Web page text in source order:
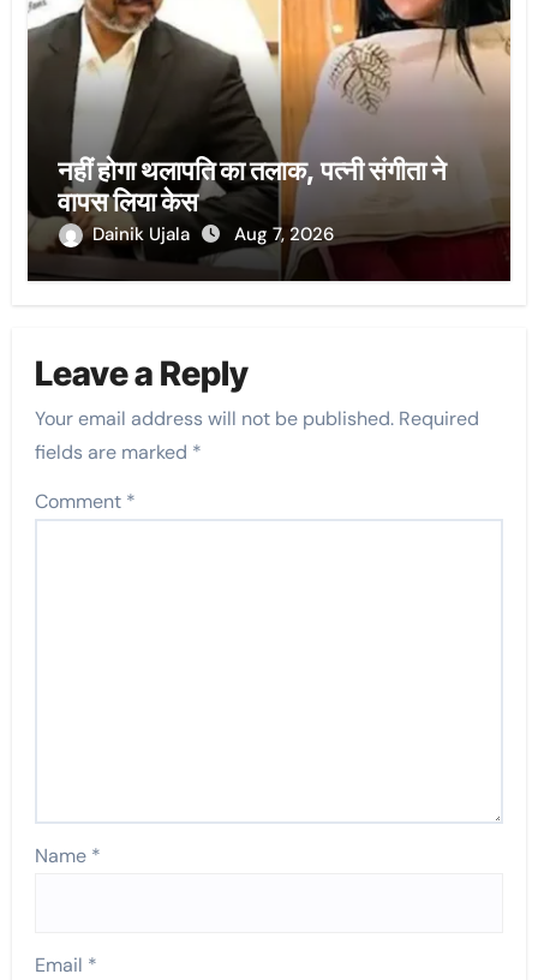
नहीं होगा थलापति का तलाक, पत्नी संगीता ने
वापस लिया केस
Dainik Ujala Aug 7, 2026
Leave a Reply
Your email address will not be published. Required
fields are marked *
Comment *
Name *
Email *